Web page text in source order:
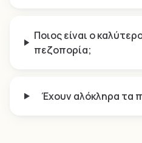
Ποιος είναι ο
πεζοπορία;
Έχουν αλόκληρα τα